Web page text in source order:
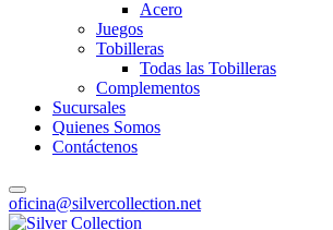
Acero
Juegos
Tobilleras
Todas las Tobilleras
Complementos
Sucursales
Quienes Somos
Contáctenos
oficina@silvercollection.net